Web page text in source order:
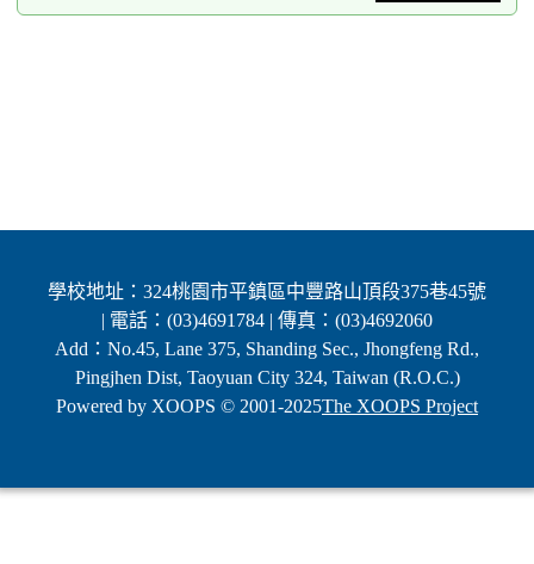
學校地址：324桃園市平鎮區中豐路山頂段375巷45號
| 電話：(03)4691784 | 傳真：(03)4692060
Add：No.45, Lane 375, Shanding Sec., Jhongfeng Rd.,
Pingjhen Dist, Taoyuan City 324, Taiwan (R.O.C.)
Powered by XOOPS © 2001-2025The XOOPS Project